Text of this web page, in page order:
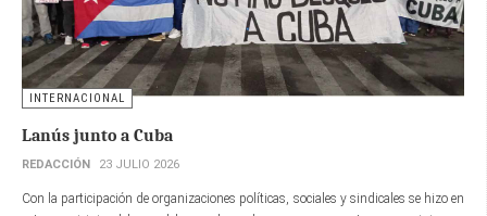
INTERNACIONAL
Lanús junto a Cuba
REDACCIÓN 23 JULIO 2026
Con la participación de organizaciones políticas, sociales y sindicales se hizo en